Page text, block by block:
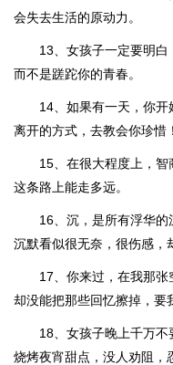
会失去生活的原动力。
13、女孩子一定要明白
而不是蹉跎你的青春。
14、如果有一天，你
离开的方式，去教会你珍惜！
15、在很大程度上，
这条路上能走多远。
16、沉，是所有浮华的
沉默看似很无奈，很伤感，
17、你来过，在我那张
却没能把那些回忆擦掉，要
18、女孩子晚上千万
烧烤夜宵甜点，没人劝阻，